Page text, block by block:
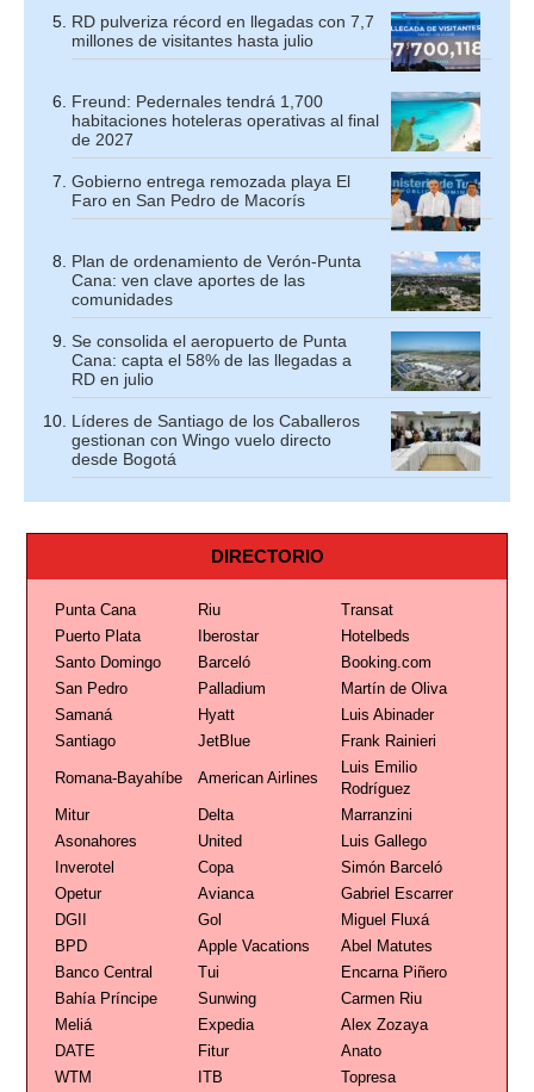
RD pulveriza récord en llegadas con 7,7
millones de visitantes hasta julio
Freund: Pedernales tendrá 1,700
habitaciones hoteleras operativas al final
de 2027
Gobierno entrega remozada playa El
Faro en San Pedro de Macorís
Plan de ordenamiento de Verón-Punta
Cana: ven clave aportes de las
comunidades
Se consolida el aeropuerto de Punta
Cana: capta el 58% de las llegadas a
RD en julio
Líderes de Santiago de los Caballeros
gestionan con Wingo vuelo directo
desde Bogotá
DIRECTORIO
Punta Cana Riu
Transat
Puerto Plata
Iberostar
Hotelbeds
Santo Domingo
Barceló
Booking.com
San Pedro
Palladium
Martín de Oliva
Samaná
Hyatt
Luis Abinader
Santiago
JetBlue Frank Rainieri
Romana-Bayahíbe American Airlines
Luis Emilio
Rodríguez
Mitur
Delta
Marranzini
Asonahores
United
Luis Gallego
Inverotel
Copa
Simón Barceló
Opetur
Avianca
Gabriel Escarrer
DGII
Gol
Miguel Fluxá
BPD
Apple Vacations
Abel Matutes
Banco Central
Tui
Encarna Piñero
Bahía Príncipe
Sunwing
Carmen Riu
Meliá
Expedia
Alex Zozaya
DATE
Fitur
Anato
WTM
ITB Topresa